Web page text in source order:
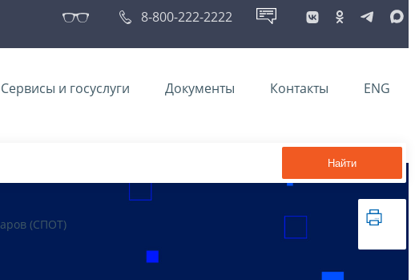
8-800-222-2222
Сервисы и госуслуги Документы Контакты ENG
Найти
(СПОТ)